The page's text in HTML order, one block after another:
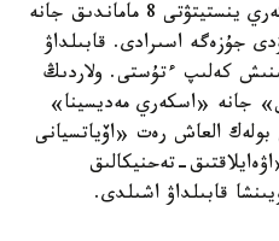
اۋە قورعانىسى كۇشتەرىنىڭ اسكەري ينستيتۋتى 8 ماماندىق جانە
جۇزەگە اسىرادى. قابىلداۋ
بارلىعى 525 ءوتىنىش كەلىپ ءتۇستى. ولاردىڭ
جانە «اسكەري مەديسينا»
بولەك العاش رەت «اۆياتسيانى
تەحنيكالىق
قابىلداۋ اشىلدى.